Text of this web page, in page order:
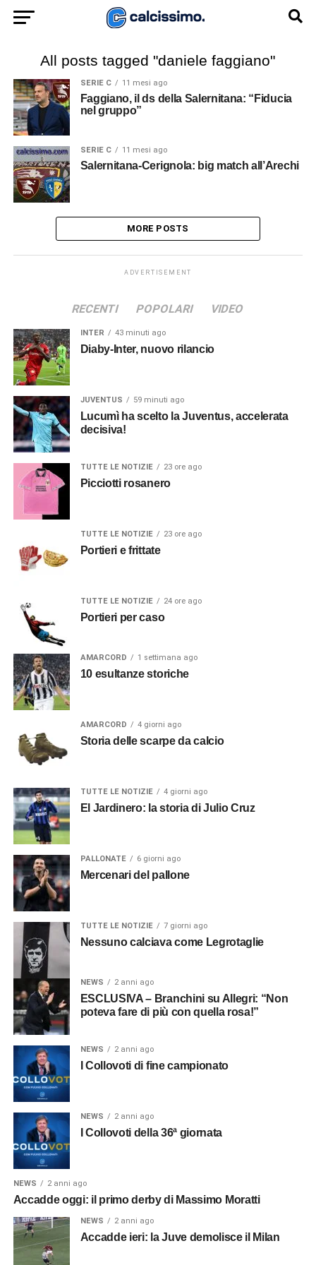
All posts tagged "daniele faggiano"
SERIE C 11 mesi ago
Faggiano, il ds della Salernitana: “Fiducia
nel gruppo”
SERIE C 11 mesi ago
Salernitana-Cerignola: big match all’Arechi
MORE POSTS
ADVERTISEMENT
RECENTI POPOLARI VIDEO
INTER 43 minuti ago
Diaby-Inter, nuovo rilancio
JUVENTUS 59 minuti ago
Lucumì ha scelto la Juventus, accelerata
decisiva!
TUTTE LE NOTIZIE 23 ore ago
Picciotti rosanero
TUTTE LE NOTIZIE 23 ore ago
Portieri e frittate
TUTTE LE NOTIZIE 24 ore ago
Portieri per caso
AMARCORD 1 settimana ago
10 esultanze storiche
AMARCORD 4 giorni ago
Storia delle scarpe da calcio
TUTTE LE NOTIZIE 4 giorni ago
El Jardinero: la storia di Julio Cruz
PALLONATE 6 giorni ago
Mercenari del pallone
TUTTE LE NOTIZIE 7 giorni ago
Nessuno calciava come Legrotaglie
NEWS 2 anni ago
ESCLUSIVA – Branchini su Allegri: “Non
poteva fare di più con quella rosa!”
NEWS 2 anni ago
I Collovoti di fine campionato
NEWS 2 anni ago
I Collovoti della 36ª giornata
NEWS 2 anni ago
Accadde oggi: il primo derby di Massimo Moratti
NEWS 2 anni ago
Accadde ieri: la Juve demolisce il Milan